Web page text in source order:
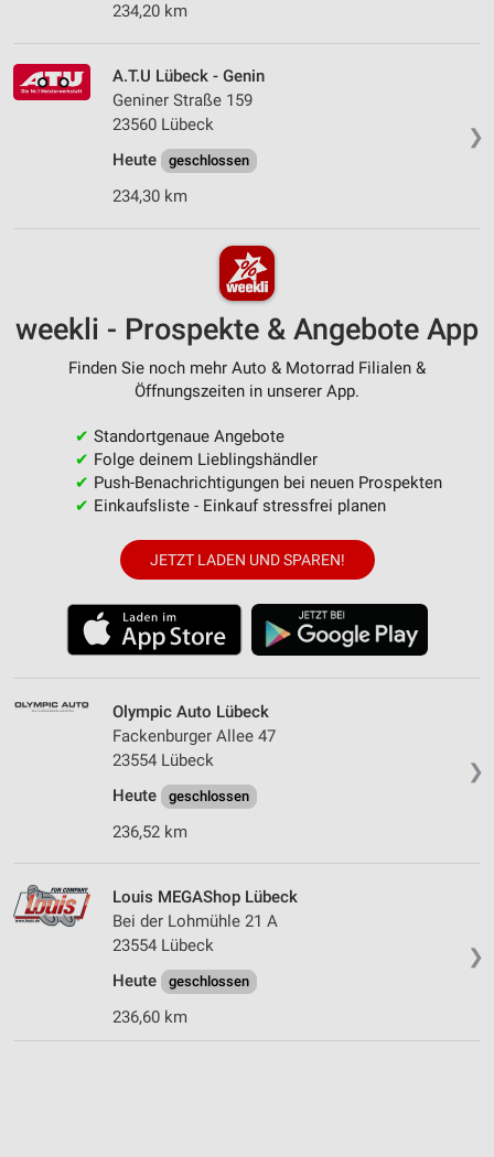
234,20 km
❯
A.T.U Lübeck - Genin
Geniner Straße 159
23560 Lübeck
Heute
geschlossen
234,30 km
weekli - Prospekte & Angebote App
Finden Sie noch mehr Auto & Motorrad Filialen &
Öffnungszeiten in unserer App.
✔ Standortgenaue Angebote
✔ Folge deinem Lieblingshändler
✔ Push-Benachrichtigungen bei neuen Prospekten
✔ Einkaufsliste - Einkauf stressfrei planen
JETZT LADEN UND SPAREN!
❯
Olympic Auto Lübeck
Fackenburger Allee 47
23554 Lübeck
Heute
geschlossen
236,52 km
❯
Louis MEGAShop Lübeck
Bei der Lohmühle 21 A
23554 Lübeck
Heute
geschlossen
236,60 km